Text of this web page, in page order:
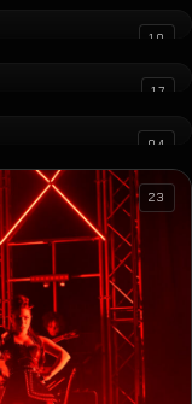
10
17
04
23